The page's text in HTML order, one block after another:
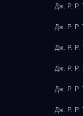
Дж. Р. Р.
Дж. Р. Р.
Дж. Р. Р.
Дж. Р. Р.
Дж. Р. Р.
Дж. Р. Р.